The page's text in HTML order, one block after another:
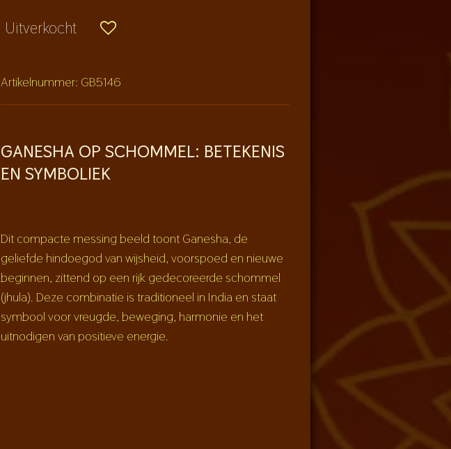
Uitverkocht
Artikelnummer: GB5146
GANESHA OP SCHOMMEL: BETEKENIS
EN SYMBOLIEK
Dit compacte messing beeld toont Ganesha, de
geliefde hindoegod van wijsheid, voorspoed en nieuwe
beginnen, zittend op een rijk gedecoreerde schommel
(jhula). Deze combinatie is traditioneel in India en staat
symbool voor vreugde, beweging, harmonie en het
uitnodigen van positieve energie.